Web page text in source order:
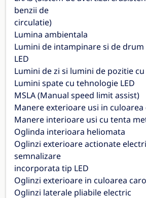
benzii de
circulatie)
Lumina ambientala
Lumini de intampinare si de
LED
Lumini de zi si lumini de pozitie
Lumini spate cu tehnologie LED
MSLA (Manual speed limit assist)
Manere exterioare usi in culoarea
Manere interioare usi cu tenta
Oglinda interioara heliomata
Oglinzi exterioare actionate
semnalizare
incorporata tip LED
Oglinzi exterioare in culoarea
Oglinzi laterale pliabile electric